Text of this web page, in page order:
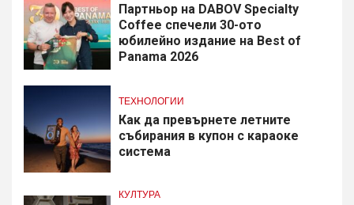
Партньор на DABOV Specialty
Coffee спечели 30-ото
юбилейно издание на Best of
Panama 2026
ТЕХНОЛОГИИ
Как да превърнете летните
събирания в купон с караоке
система
КУЛТУРА